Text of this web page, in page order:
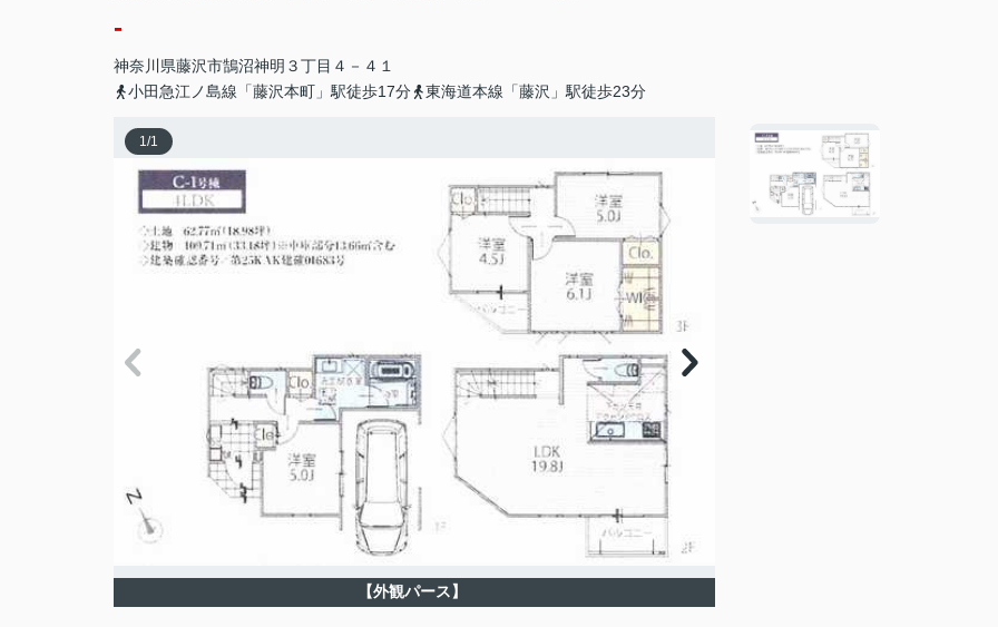
-
神奈川県藤沢市鵠沼神明 ３丁目４－４１
小田急江ノ島線「藤沢本町」駅徒歩17分
東海道本線「藤沢」駅徒歩23分
1/1
【外観パース】